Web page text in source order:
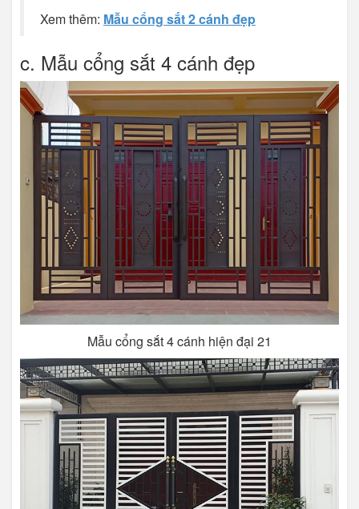
Xem thêm: Mẫu cổng sắt 2 cánh đẹp
c. Mẫu cổng sắt 4 cánh đẹp
Mẫu cổng sắt 4 cánh hiện đại 21